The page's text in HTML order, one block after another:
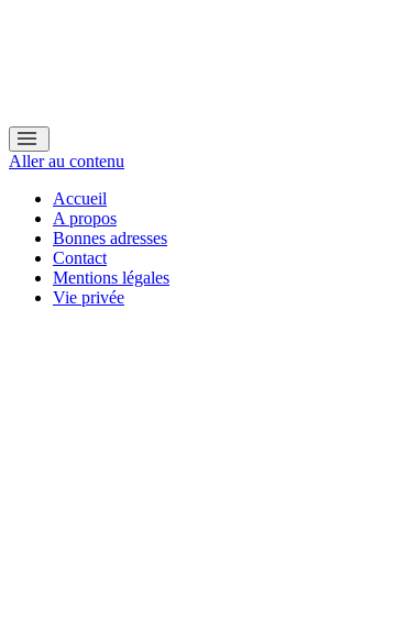
Aller au contenu
Accueil
A propos
Bonnes adresses
Contact
Mentions légales
Vie privée